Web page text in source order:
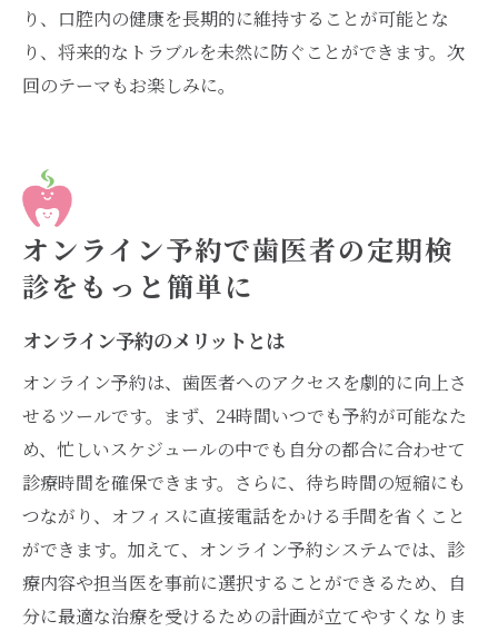
り、口腔内の健康を長期的に維持することが可能とな
り、将来的なトラブルを未然に防ぐことができます。次
回のテーマもお楽しみに。
オンライン予約で歯医者の定期検
診をもっと簡単に
オンライン予約のメリットとは
オンライン予約は、歯医者へのアクセスを劇的に向上さ
せるツールです。まず、24時間いつでも予約が可能なた
め、忙しいスケジュールの中でも自分の都合に合わせて
診療時間を確保できます。さらに、待ち時間の短縮にも
つながり、オフィスに直接電話をかける手間を省くこと
ができます。加えて、オンライン予約システムでは、診
療内容や担当医を事前に選択することができるため、自
分に最適な治療を受けるための計画が立てやすくなりま